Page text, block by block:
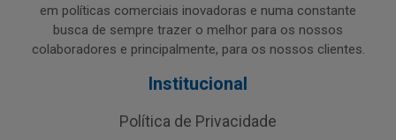
em políticas comerciais inovadoras e numa constante
busca de sempre trazer o melhor para os nossos
colaboradores e principalmente, para os nossos clientes.
Institucional
Política de Privacidade